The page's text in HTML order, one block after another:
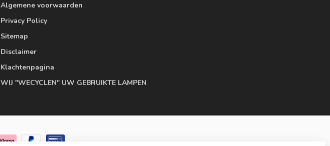
Algemene voorwaarden
Privacy Policy
Sitemap
Disclaimer
Klachtenpagina
WIJ "WECYCLEN" UW GEBRUIKTE LAMPEN